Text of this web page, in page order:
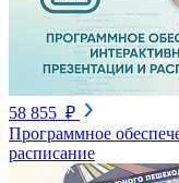
58 855 ₽
Программное
расписание